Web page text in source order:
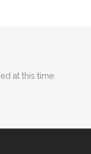
at this time.